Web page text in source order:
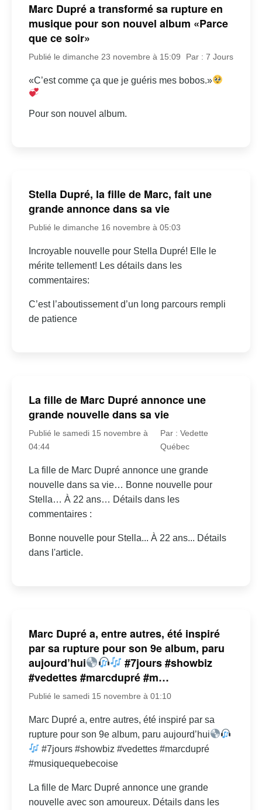
Marc Dupré a transformé sa rupture en
musique pour son nouvel album «Parce
que ce soir»
Publié le dimanche 23 novembre à 15:09 Par : 7 Jours
«C’est comme ça que je guéris mes bobos.»
Pour son nouvel album.
Stella Dupré, la fille de Marc, fait une
grande annonce dans sa vie
Publié le dimanche 16 novembre à 05:03
Incroyable nouvelle pour Stella Dupré! Elle le
mérite tellement! Les détails dans les
commentaires:
C’est l’aboutissement d’un long parcours rempli
de patience
La fille de Marc Dupré annonce une
grande nouvelle dans sa vie
Publié le samedi 15 novembre à
04:44
Par : Vedette
Québec
La fille de Marc Dupré annonce une grande
nouvelle dans sa vie… Bonne nouvelle pour
Stella… À 22 ans… Détails dans les
commentaires :
Bonne nouvelle pour Stella... À 22 ans... Détails
dans l'article.
Marc Dupré a, entre autres, été inspiré
par sa rupture pour son 9e album, paru
aujourd’hui
#7jours #showbiz
#vedettes #marcdupré #m…
Publié le samedi 15 novembre à 01:10
Marc Dupré a, entre autres, été inspiré par sa
rupture pour son 9e album, paru aujourd’hui
#7jours #showbiz #vedettes #marcdupré
#musiquequebecoise
La fille de Marc Dupré annonce une grande
nouvelle avec son amoureux. Détails dans les